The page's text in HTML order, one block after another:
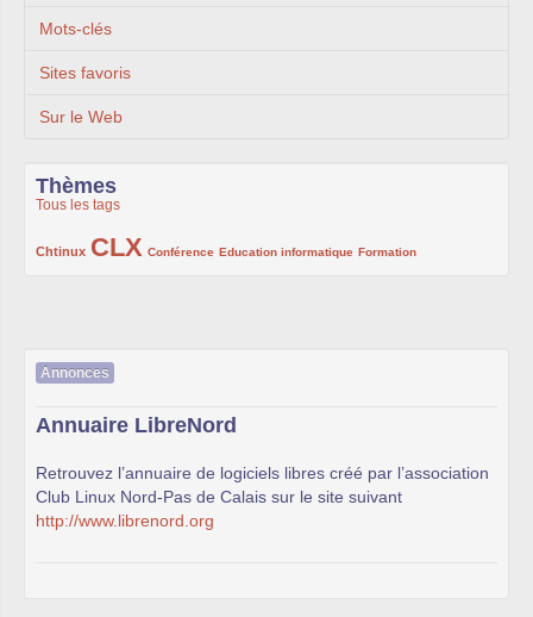
Mots-clés
Sites favoris
Sur le Web
Thèmes
Tous les tags
Chtinux
222/1002CLX
1002/1002 Conférence
132/1002 Education informatique
119/1002 Formation
168/1002
Annonces
Annuaire LibreNord
Retrouvez l’annuaire de logiciels libres créé par l’association
Club Linux Nord-Pas de Calais sur le site suivant
http://www.librenord.org